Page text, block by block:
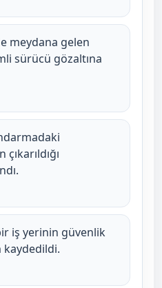
meydana gelen
sürücü gözaltına
iş yerinin güvenlik
kaydedildi.